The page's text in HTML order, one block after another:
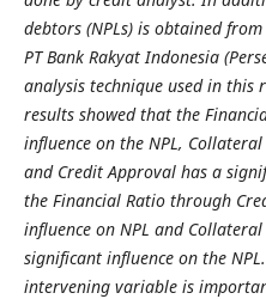
debtors (NPLs) is obtained
PT Bank Rakyat Indonesia
analysis technique used in this
results showed that the
influence on the NPL, Collateral
and Credit Approval has a
the Financial Ratio through
influence on NPL and Collateral
significant influence on the
intervening variable is